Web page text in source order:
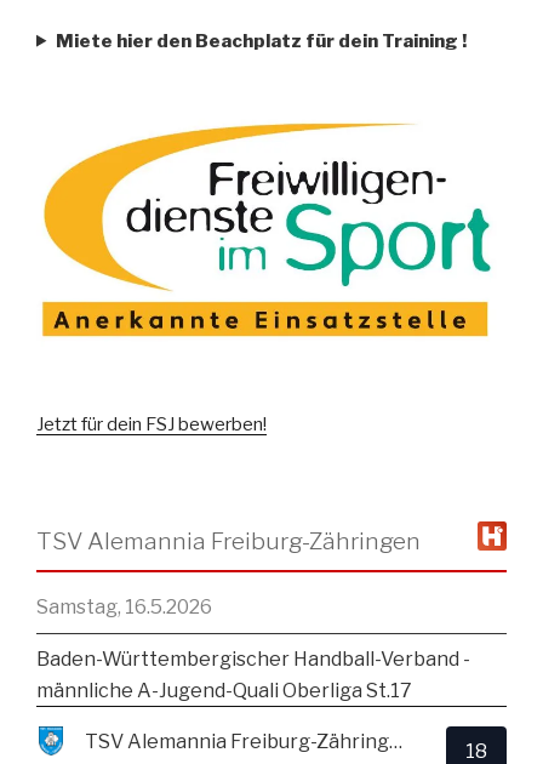
Miete hier den Beachplatz für dein Training !
Jetzt für dein FSJ bewerben!
TSV Alemannia Freiburg-Zähringen
Samstag, 16.5.2026
Baden-Württembergischer Handball-Verband -
männliche A-Jugend-Quali Oberliga St.17
TSV Alemannia Freiburg-Zähringen
18